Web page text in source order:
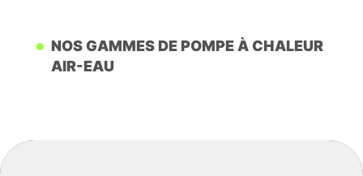
NOS GAMMES DE POMPE À CHALEUR
AIR-EAU